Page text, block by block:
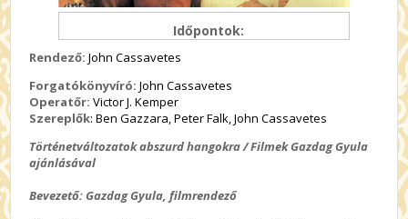
Időpontok:
Rendező: John Cassavetes
Forgatókönyvíró: John Cassavetes
Operatőr: Victor J. Kemper
Szereplők: Ben Gazzara, Peter Falk, John Cassavetes
Történetváltozatok abszurd hangokra / Filmek Gazdag Gyula
ajánlásával
Bevezető: Gazdag Gyula, filmrendező